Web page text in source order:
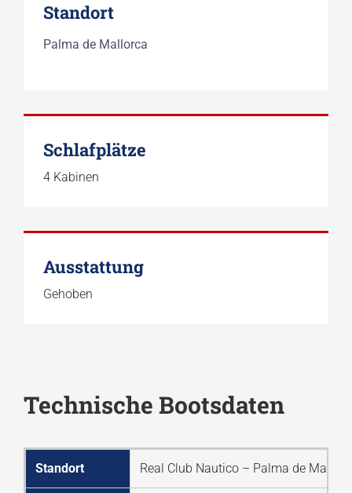
Standort
Palma de Mallorca
Schlafplätze
4 Kabinen
Ausstattung
Gehoben
Technische Bootsdaten
Standort Real Club Nautico – Palma de